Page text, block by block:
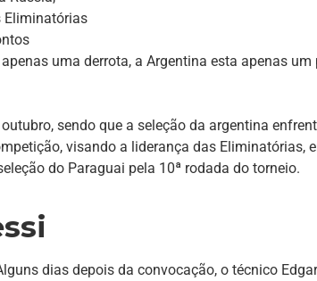
Eliminatórias
uma derrota, a Argentina esta apenas um
sendo que a seleção da argentina
visando a liderança das Eliminatórias,
do Paraguai pela 10ª rodada do torneio.
dias depois da convocação, o técnico